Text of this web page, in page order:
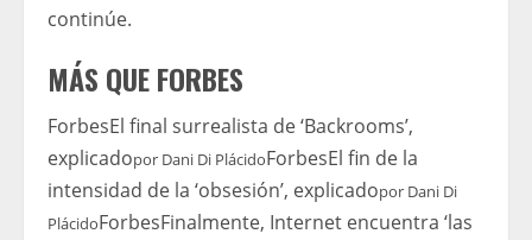
continúe.
MÁS QUE FORBES
ForbesEl final surrealista de ‘Backrooms’,
explicadopor Dani Di PlácidoForbesEl fin de la
intensidad de la ‘obsesión’, explicadopor Dani Di
PlácidoForbesFinalmente, Internet encuentra ‘las